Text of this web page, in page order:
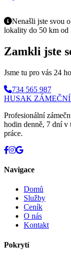
Nenašli jste svou
lokality do 50 km od
Zamkli jste
Jsme tu pro vás 24
734 565 987
HUSAK
Profesionální
hodin denně, 7 dní
práce.
Navigace
Domů
Služby
Ceník
O nás
Kontakt
Pokrytí